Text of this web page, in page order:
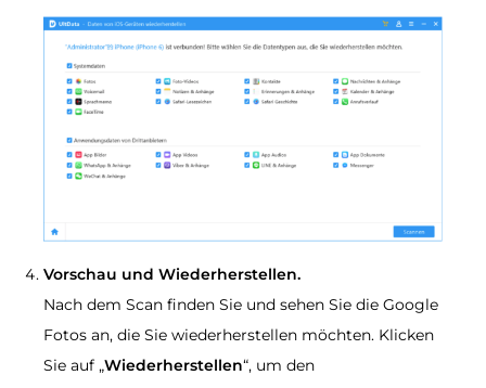
Vorschau und Wiederherstellen​.
Nach dem Scan finden Sie und sehen Sie die Google
Fotos an, die Sie wiederherstellen möchten. Klicken
Sie auf „Wiederherstellen“, um den